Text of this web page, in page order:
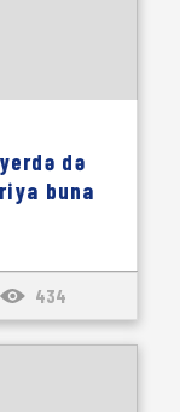
də
buna
434